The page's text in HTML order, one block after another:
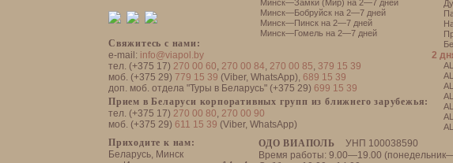
Свяжитесь с нами:
e-mail: info@viapol.by
тел. (+375 17) 270 00 60, 270 00 84, 270 00 85, 379 15 39
моб. (+375 29) 779 15 39 (Viber, WhatsApp), 689 15 39
доп. моб. отдела "Туры в Беларусь" (+375 29) 699 15 39
Прием в Беларуси корпоративных групп из ближнего зарубежья:
тел. (+375 17) 270 00 80, 270 00 90
моб. (+375 29) 611 15 39 (Viber, WhatsApp)
ОДО ВИАПОЛЬ
УНП 100038590
Время работы: 9.00—19.00
Приходите к нам:
Беларусь, Минск
Минск—Замки (Мир) на 2—7 дней
Минск—Бобруйск на 2—7 дней
Минск—Пинск на 2—7 дней
Минск—Гомель на 2—7 дней
2